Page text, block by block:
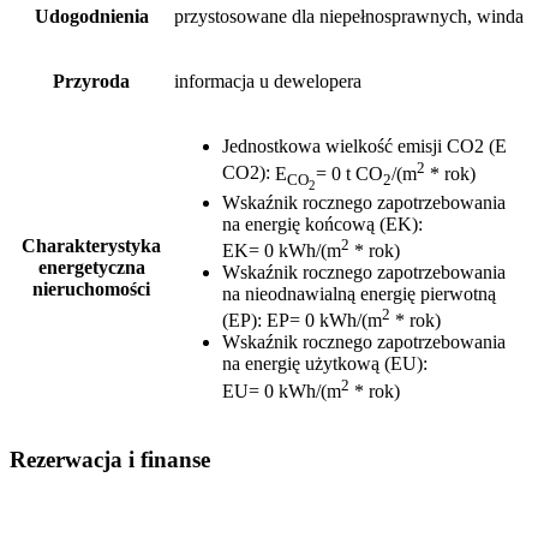
Udogodnienia przystosowane dla niepełnosprawnych, winda
Przyroda informacja u dewelopera
Charakterystyka
energetyczna
nieruchomości
Jednostkowa wielkość emisji CO2 (E
CO2): ECO2
= 0 t CO2/(m2 * rok)
Wskaźnik rocznego zapotrzebowania
na energię końcową (EK):
EK= 0 kWh/(m2 * rok)
Wskaźnik rocznego zapotrzebowania
na nieodnawialną energię pierwotną
(EP): EP= 0 kWh/(m2 * rok)
Wskaźnik rocznego zapotrzebowania
na energię użytkową (EU):
EU= 0 kWh/(m2 * rok)
Rezerwacja i finanse